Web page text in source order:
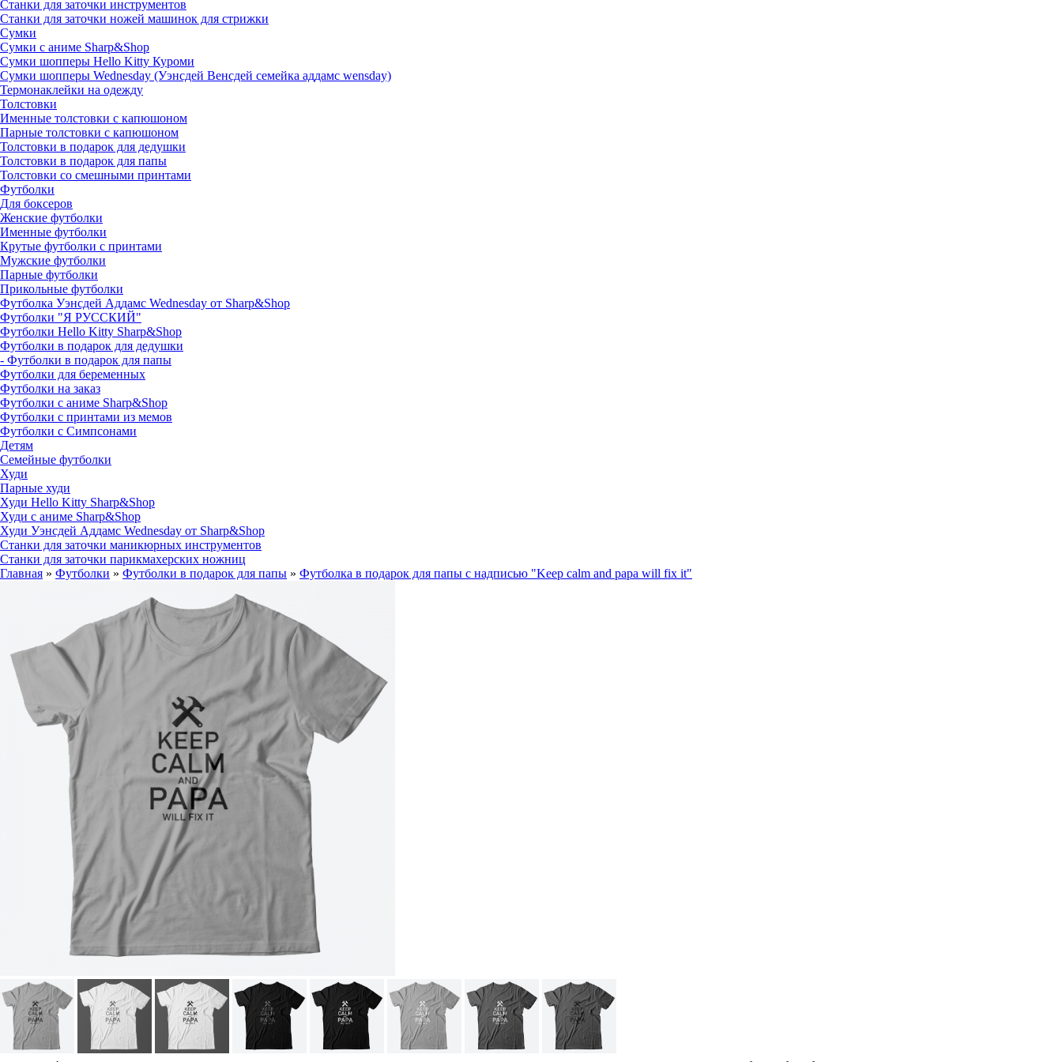
Станки для заточки инструментов
Станки для заточки ножей машинок для стрижки
Сумки
Сумки с аниме Sharp&Shop
Сумки шопперы Hello Kitty Куроми
Сумки шопперы Wednesday (Уэнсдей Венсдей семейка аддамс wensday)
Термонаклейки на одежду
Толстовки
Именные толстовки с капюшоном
Парные толстовки с капюшоном
Толстовки в подарок для дедушки
Толстовки в подарок для папы
Толстовки со смешными принтами
Футболки
Для боксеров
Женские футболки
Именные футболки
Крутые футболки с принтами
Мужские футболки
Парные футболки
Прикольные футболки
Футболка Уэнсдей Аддамс Wednesday от Sharp&Shop
Футболки "Я РУССКИЙ"
Футболки Hello Kitty Sharp&Shop
Футболки в подарок для дедушки
- Футболки в подарок для папы
Футболки для беременных
Футболки на заказ
Футболки с аниме Sharp&Shop
Футболки с принтами из мемов
Футболки с Симпсонами
Детям
Семейные футболки
Худи
Парные худи
Худи Hello Kitty Sharp&Shop
Худи с аниме Sharp&Shop
Худи Уэнсдей Аддамс Wednesday от Sharp&Shop
Станки для заточки маникюрных инструментов
Станки для заточки парикмахерских ножниц
Главная » Футболки » Футболки в подарок для папы » Футболка в подарок для папы с надписью "Keep calm and papa will fix it"